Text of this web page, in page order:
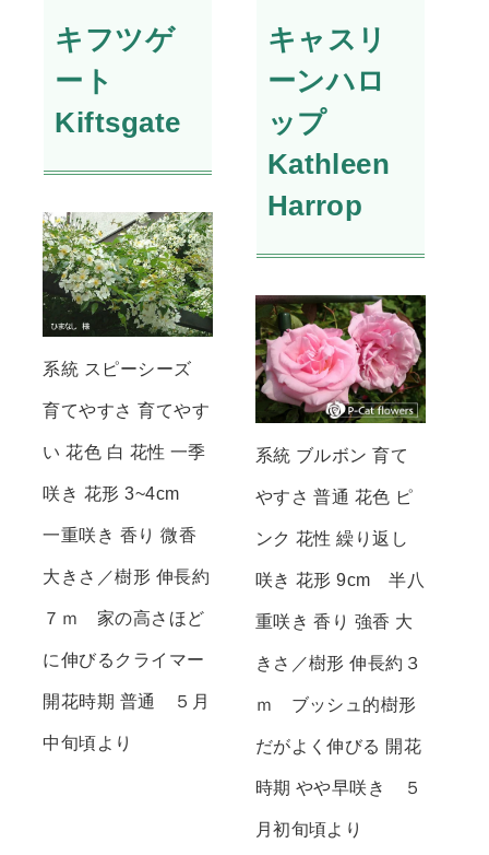
キフツゲ
ート
Kiftsgate
系統 スピーシーズ
育てやすさ 育てやす
い 花色 白 花性 一季
咲き 花形 3~4cm
一重咲き 香り 微香
大きさ／樹形 伸長約
７ｍ 家の高さほど
に伸びるクライマー
開花時期 普通 ５月
中旬頃より
キャスリ
ーンハロ
ップ
Kathleen
Harrop
系統 ブルボン 育て
やすさ 普通 花色 ピ
ンク 花性 繰り返し
咲き 花形 9cm 半八
重咲き 香り 強香 大
きさ／樹形 伸長約３
ｍ ブッシュ的樹形
だがよく伸びる 開花
時期 やや早咲き ５
月初旬頃より